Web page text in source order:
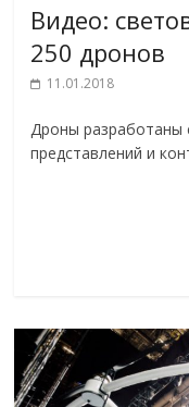
Видео:
250 дронов
11.01.2018
Дроны разработаны
представлений и